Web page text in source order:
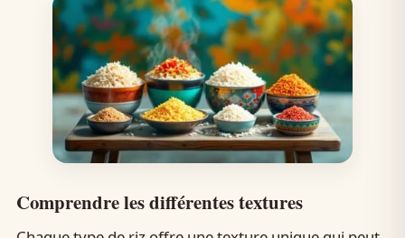
Comprendre les différentes textures